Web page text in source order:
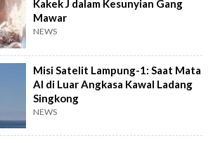
Kakek J dalam Kesunyian Gang
Mawar
NEWS
Misi Satelit Lampung-1: Saat Mata
AI di Luar Angkasa Kawal Ladang
Singkong
NEWS